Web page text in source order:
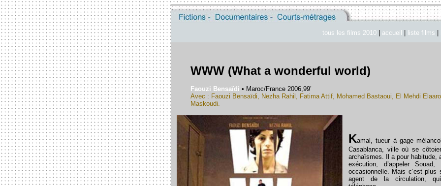
tous les films 2010 accueil liste films
WWW (What a wonderful world)
Faouzi Bensaïdi • Maroc/France 2006,99’
Avec : Faouzi Bensaïdi, Nezha Rahil, Fatima Attif, Mohamed Bastaoui, El Mehdi
Maskoudi.
Kamal, tueur à gage
Casablanca, ville où se
archaïsmes. Il a pour habitude,
exécution, d’appeler Souad,
occasionnelle. Mais c’est plus
agent de la circulation,